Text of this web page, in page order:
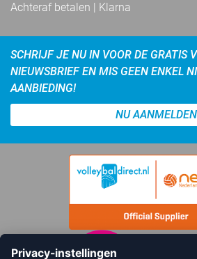
Achteraf betalen | Klarna
SCHRIJF JE NU IN VOOR DE GRATIS
NIEUWSBRIEF EN MIS GEEN ENKEL
AANBIEDING!
NU AANMELDEN